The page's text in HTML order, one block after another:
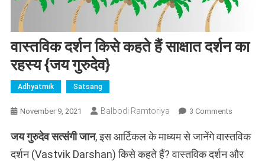
वास्तविक दर्शन किसे कहते हैं साक्षात दर्शन का
रहस्य {जय गुरुदेव}
Adhyatmik Satsang
November 9, 2021 Balbodi Ramtoriya 3 CommentsOn
दर्शन
किसे
जय गुरुदेव सत्संगी जान, इस आर्टिकल के माध्यम से जानेंगे वास्तविक
दर्शन (Vastvik Darshan) किसे कहते हैं? वास्तविक दर्शन और